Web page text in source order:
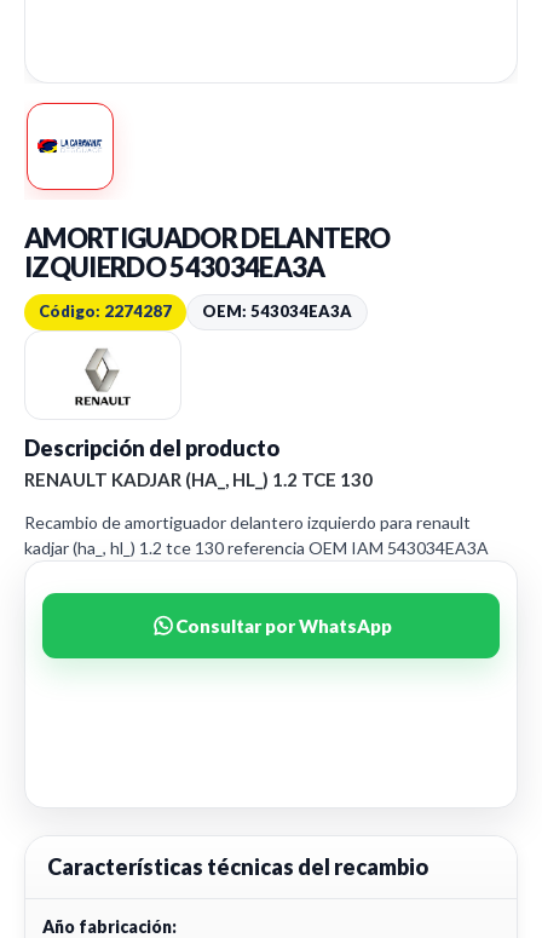
AMORTIGUADOR DELANTERO
IZQUIERDO 543034EA3A
Código: 2274287 OEM: 543034EA3A
Descripción del producto
RENAULT KADJAR (HA_, HL_) 1.2 TCE 130
Recambio de amortiguador delantero izquierdo para renault
kadjar (ha_, hl_) 1.2 tce 130 referencia OEM IAM 543034EA3A
Consultar por WhatsApp
Características técnicas del recambio
Año fabricación: